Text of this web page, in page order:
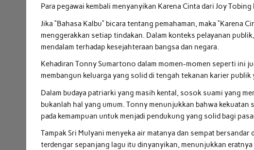
Para pegawai kembali menyanyikan Karena Cinta dari Joy
Jika “Bahasa Kalbu” bicara tentang pemahaman, maka “Karena
menggerakkan setiap tindakan. Dalam konteks pelayanan
mendalam terhadap kesejahteraan bangsa dan negara.
Kehadiran Tonny Sumartono dalam momen-momen seperti ini
membangun keluarga yang solid di tengah tekanan karier
Dalam budaya patriarki yang masih kental, sosok suami yang
bukanlah hal yang umum. Tonny menunjukkan bahwa
pada kemampuan untuk menjadi pendukung yang solid bagi
Tampak Sri Mulyani menyeka air matanya dan sempat
terdengar sepanjang lagu itu dinyanyikan, menunjukkan